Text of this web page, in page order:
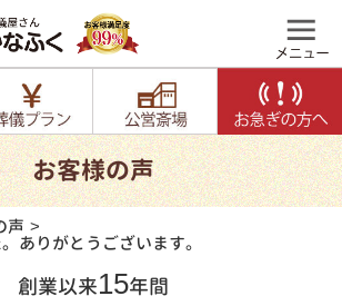
お客様の声
声
ありがとうございます。
創業以来15年間